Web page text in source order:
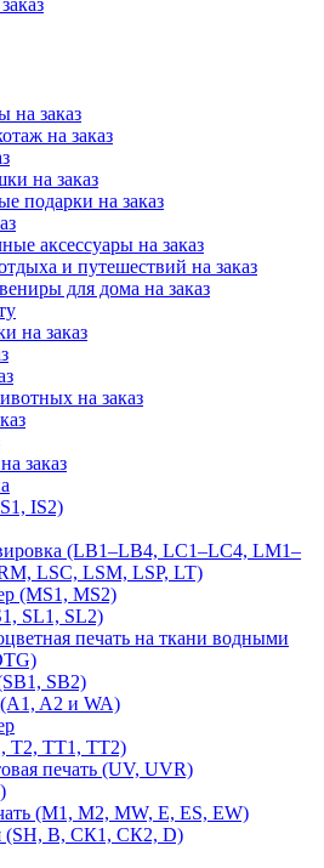
на заказ
на заказ
на заказ
подарки на заказ
аксессуары на заказ
и путешествий на заказ
для дома на заказ
на заказ
на заказ
заказ
IS2)
(LB1–LB4, LC1–LC4, LM1–
LSC, LSM, LSP, LT)
(MS1, MS2)
SL1, SL2)
печать на ткани водными
SB2)
A2 и WA)
Т2, ТT1, ТT2)
печать (UV, UVR)
(M1, M2, MW, E, ES, EW)
(SH, В, СК1, СК2, D)